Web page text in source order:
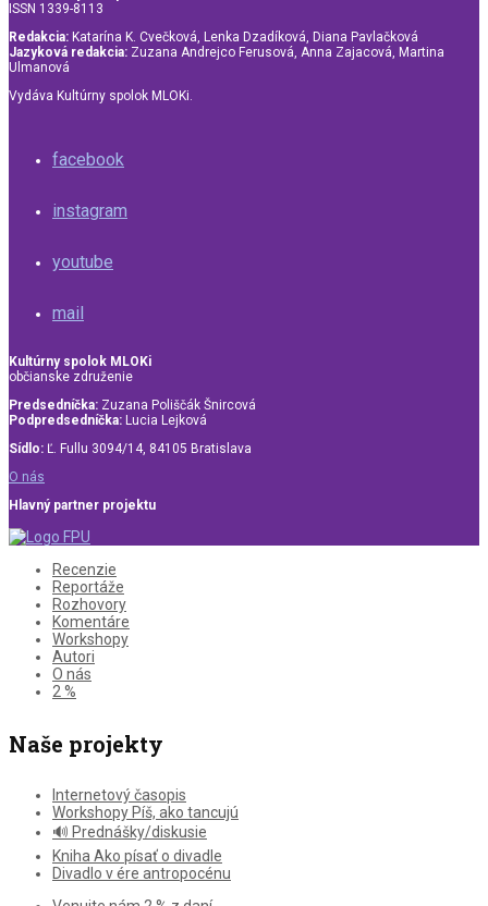
ISSN 1339-8113
Redakcia: Katarína K. Cvečková, Lenka Dzadíková, Diana Pavlačková
Jazyková redakcia: Zuzana Andrejco Ferusová, Anna Zajacová, Martina
Ulmanová
Vydáva Kultúrny spolok MLOKi.
facebook
instagram
youtube
mail
Kultúrny spolok MLOKi
občianske združenie
Predsedníčka: Zuzana Poliščák Šnircová
Podpredsedníčka: Lucia Lejková
Sídlo: Ľ. Fullu 3094/14, 84105 Bratislava
O nás
Hlavný partner projektu
Recenzie
Reportáže
Rozhovory
Komentáre
Workshopy
Autori
O nás
2 %
Naše projekty
Internetový časopis
Workshopy Píš, ako tancujú
🔊 Prednášky/diskusie
Kniha Ako písať o divadle
Divadlo v ére antropocénu